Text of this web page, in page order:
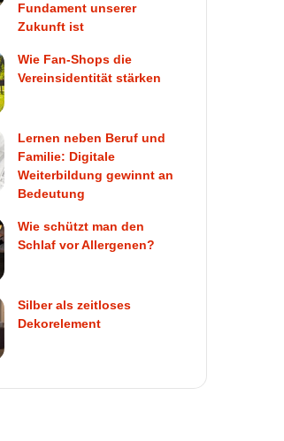
Fundament unserer
Zukunft ist
Wie Fan-Shops die
Vereinsidentität stärken
Lernen neben Beruf und
Familie: Digitale
Weiterbildung gewinnt an
Bedeutung
Wie schützt man den
Schlaf vor Allergenen?
Silber als zeitloses
Dekorelement